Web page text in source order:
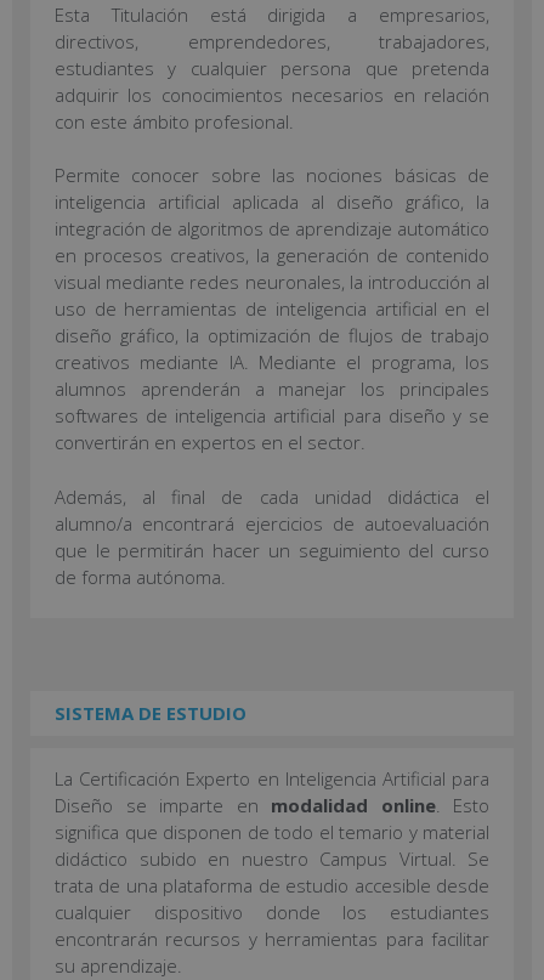
Esta Titulación está dirigida a empresarios,
directivos, emprendedores, trabajadores,
estudiantes y cualquier persona que pretenda
adquirir los conocimientos necesarios en relación
con este ámbito profesional.
Permite conocer sobre las nociones básicas de
inteligencia artificial aplicada al diseño gráfico, la
integración de algoritmos de aprendizaje automático
en procesos creativos, la generación de contenido
visual mediante redes neuronales, la introducción al
uso de herramientas de inteligencia artificial en el
diseño gráfico, la optimización de flujos de trabajo
creativos mediante IA. Mediante el programa, los
alumnos aprenderán a manejar los principales
softwares de inteligencia artificial para diseño y se
convertirán en expertos en el sector.
Además, al final de cada unidad didáctica el
alumno/a encontrará ejercicios de autoevaluación
que le permitirán hacer un seguimiento del curso
de forma autónoma.
SISTEMA DE ESTUDIO
La Certificación Experto en Inteligencia Artificial para
Diseño se imparte en modalidad online. Esto
significa que disponen de todo el temario y material
didáctico subido en nuestro Campus Virtual. Se
trata de una plataforma de estudio accesible desde
cualquier dispositivo donde los estudiantes
encontrarán recursos y herramientas para facilitar
su aprendizaje.